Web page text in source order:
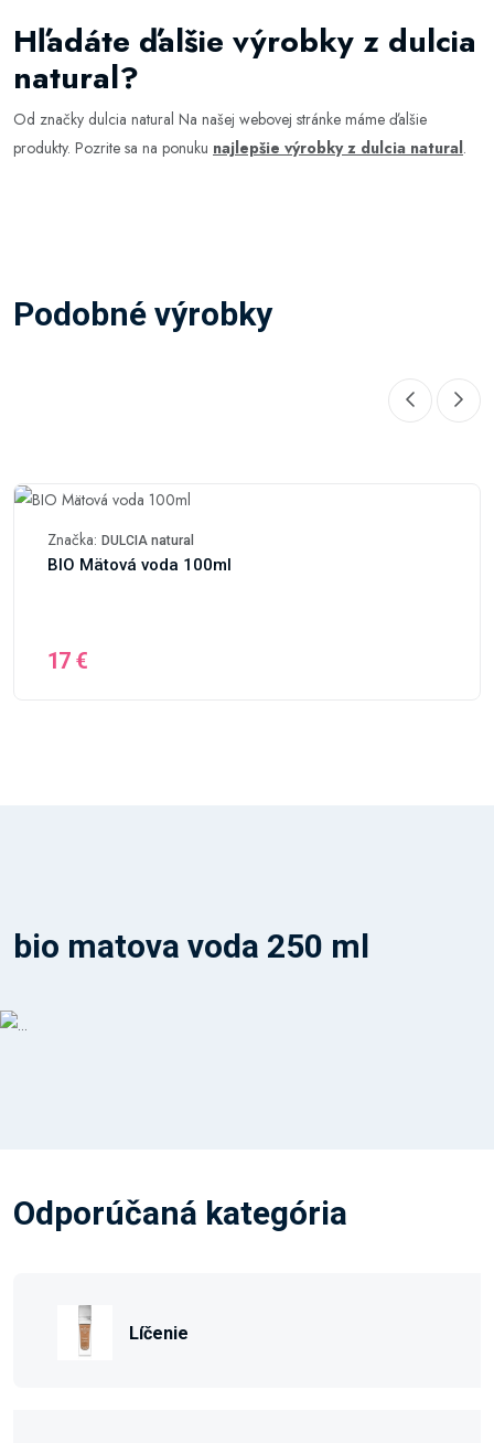
Hľadáte ďalšie výrobky z dulcia
natural?
Od značky dulcia natural Na našej webovej stránke máme ďalšie
produkty. Pozrite sa na ponuku najlepšie výrobky z dulcia natural.
Podobné výrobky
Značka: DULCIA natural
BIO Mätová voda 100ml
17 €
bio matova voda 250 ml
Odporúčaná kategória
Líčenie